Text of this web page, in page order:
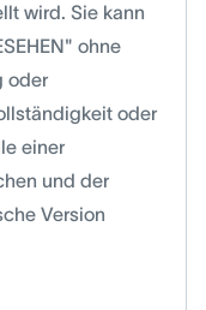
wird. Sie kann
ohne
oder
oder
einer
und der
Version